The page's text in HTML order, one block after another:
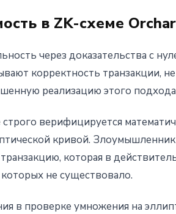
в ZK-схеме
через доказательства с
корректность транзакции,
реализацию этого
верифицируется
кривой.
которая в
не существовало.
в проверке умножения на